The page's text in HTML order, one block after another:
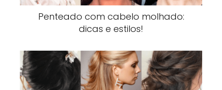
Penteado com cabelo molhado:
dicas e estilos!